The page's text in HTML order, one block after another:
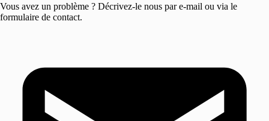
Vous avez un problème ? Décrivez-le nous par e-mail ou via le
formulaire de contact.